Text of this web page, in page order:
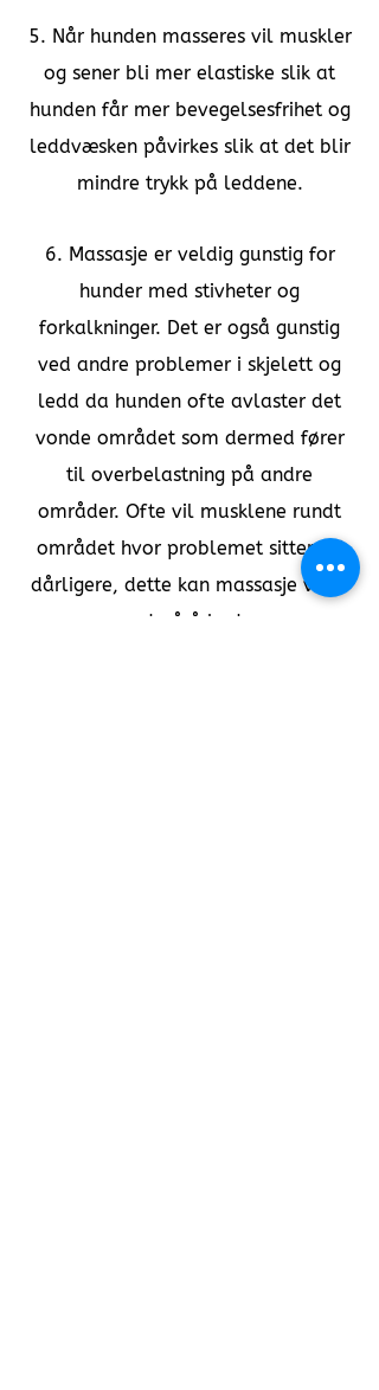
5. Når hunden masseres vil muskler
og sener bli mer elastiske slik at
hunden får mer bevegelsesfrihet og
leddvæsken påvirkes slik at det blir
mindre trykk på leddene.
6. Massasje er veldig gunstig for
hunder med stivheter og
forkalkninger. Det er også gunstig
ved andre problemer i skjelett og
ledd da hunden ofte avlaster det
vonde området som dermed fører
til overbelastning på andre
områder. Ofte vil musklene rundt
området hvor problemet sitter bli
dårligere, dette kan massasje være
med på å bedre.